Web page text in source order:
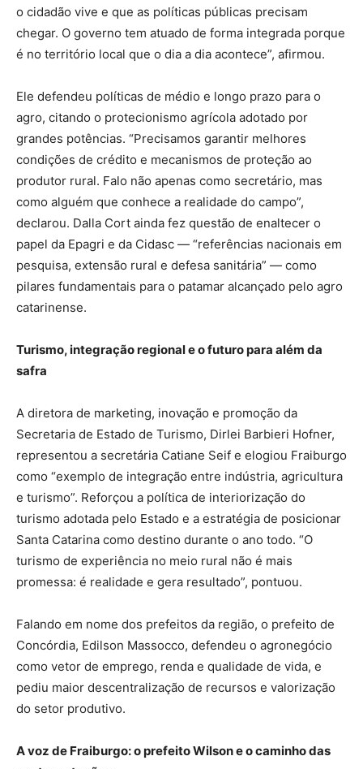
o cidadão vive e que as políticas públicas precisam
chegar. O governo tem atuado de forma integrada porque
é no território local que o dia a dia acontece”, afirmou.
Ele defendeu políticas de médio e longo prazo para o
agro, citando o protecionismo agrícola adotado por
grandes potências. “Precisamos garantir melhores
condições de crédito e mecanismos de proteção ao
produtor rural. Falo não apenas como secretário, mas
como alguém que conhece a realidade do campo”,
declarou. Dalla Cort ainda fez questão de enaltecer o
papel da Epagri e da Cidasc — “referências nacionais em
pesquisa, extensão rural e defesa sanitária” — como
pilares fundamentais para o patamar alcançado pelo agro
catarinense.
Turismo, integração regional e o futuro para além da
safra
A diretora de marketing, inovação e promoção da
Secretaria de Estado de Turismo, Dirlei Barbieri Hofner,
representou a secretária Catiane Seif e elogiou Fraiburgo
como “exemplo de integração entre indústria, agricultura
e turismo”. Reforçou a política de interiorização do
turismo adotada pelo Estado e a estratégia de posicionar
Santa Catarina como destino durante o ano todo. “O
turismo de experiência no meio rural não é mais
promessa: é realidade e gera resultado”, pontuou.
Falando em nome dos prefeitos da região, o prefeito de
Concórdia, Edilson Massocco, defendeu o agronegócio
como vetor de emprego, renda e qualidade de vida, e
pediu maior descentralização de recursos e valorização
do setor produtivo.
A voz de Fraiburgo: o prefeito Wilson e o caminho das